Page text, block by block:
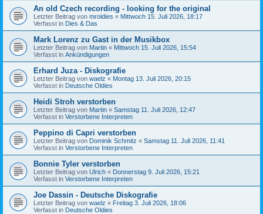
An old Czech recording - looking for the original
Letzter Beitrag von mroldies « Mittwoch 15. Juli 2026, 18:17
Verfasst in Dies & Das
Mark Lorenz zu Gast in der Musikbox
Letzter Beitrag von Martin « Mittwoch 15. Juli 2026, 15:54
Verfasst in Ankündigungen
Erhard Juza - Diskografie
Letzter Beitrag von waelz « Montag 13. Juli 2026, 20:15
Verfasst in Deutsche Oldies
Heidi Stroh verstorben
Letzter Beitrag von Martin « Samstag 11. Juli 2026, 12:47
Verfasst in Verstorbene Interpreten
Peppino di Capri verstorben
Letzter Beitrag von Dominik Schmitz « Samstag 11. Juli 2026, 11:41
Verfasst in Verstorbene Interpreten
Bonnie Tyler verstorben
Letzter Beitrag von Ulrich « Donnerstag 9. Juli 2026, 15:21
Verfasst in Verstorbene Interpreten
Joe Dassin - Deutsche Diskografie
Letzter Beitrag von waelz « Freitag 3. Juli 2026, 18:06
Verfasst in Deutsche Oldies